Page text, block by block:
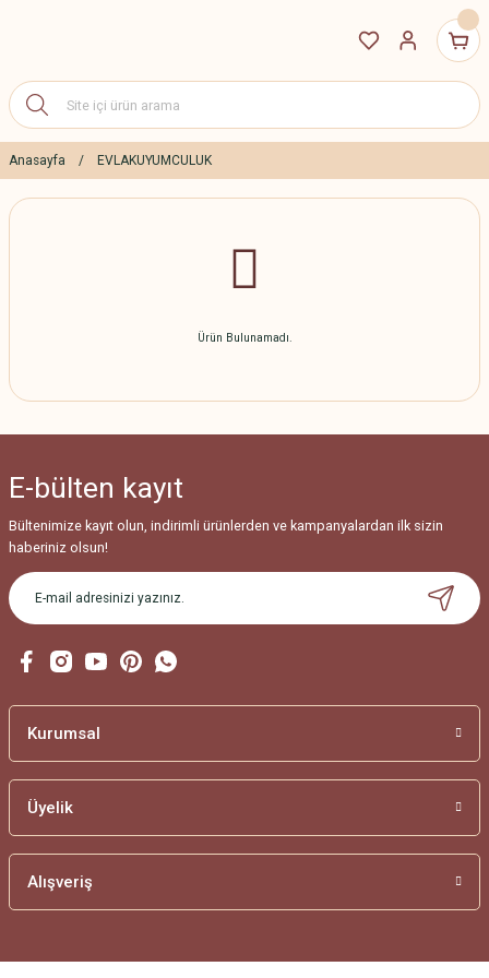
Anasayfa EVLAKUYUMCULUK
Ürün Bulunamadı.
E-bülten kayıt
Bültenimize kayıt olun, indirimli ürünlerden ve kampanyalardan ilk sizin
haberiniz olsun!
Kurumsal
Üyelik
Alışveriş